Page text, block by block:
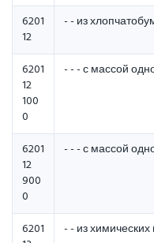
6201
12
- - из
6201
12
100
0
- - - с массой
6201
12
900
0
- - - с массой
6201
- - из химических